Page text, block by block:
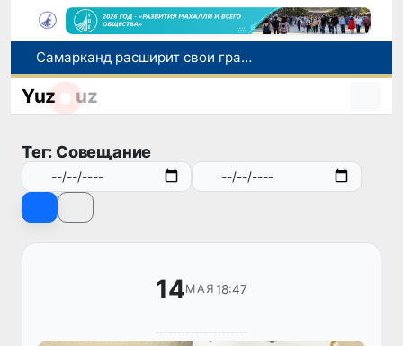
Самарканд расширит свои границы и приблизится к статусу города-миллионника
С 1 сентября пассажиры должны будут оплачивать проезд сразу при посадке в автобус
В Хорватии при столкновении грузового и пассажирского поездов пострадали 24 человека
Yuz uz
Тег: Совещание
14МАЯ 18:47